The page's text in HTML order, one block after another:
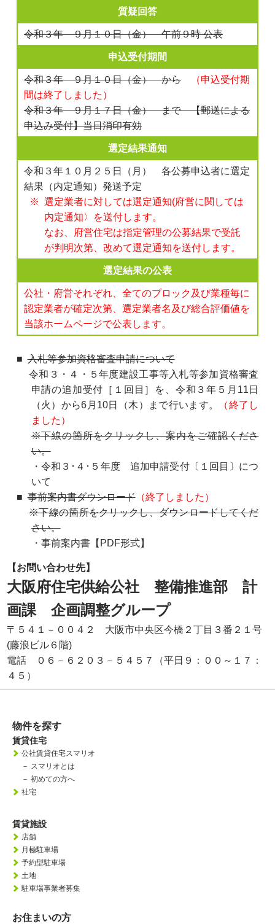
質疑回答
令和３年 ９月１０日（金） 午前９時 公表
申込受付期間
令和３年 ９月１０日（金） から
（申込受付期
間は終了しました）
令和３年 ９月１７日（金） まで 【郵送による
申込み受付】当日消印有効
選定結果通知
令和３年１０月２５日（月） 各公募申込者に選定
結果（内定通知）発送予定
選定業者に対しては選定通知(府営に関しては
内定通知〉を送付します。
なお、府営住宅は指定管理の公募結果で受託
が判明次第、改めて選定通知を送付します。
選定結果の公表
公社・府営それぞれ、全てのブロック及び業種毎に
認定業者が確定次第、選定業者名及び総合評価値を
当該ホームページで公表します。
入札等参加資格審査申請について
令和３・４・５年度建設工事等入札等参加資格審査
申請の追加受付［１回目］を、令和３年５月11日
（火）から6月10日（木）まで行います。
（終了し
ました）
※下線の箇所をクリックし、案内をご確認くださ
い。
・令和３･４･５年度 追加申請受付〔１回目〕につ
いて
事前案内書ダウンロード（終了しました）
※下線の箇所をクリックし、ダウンロードしてくだ
さい。
・事前案内書【PDF形式】
【お問い合わせ先】
大阪府住宅供給公社 整備推進部 計
画課 企画調整グループ
〒５４１－００４２ 大阪市中央区今橋２丁目３番２１号
(藤浪ビル６階)
電話 ０６－６２０３－５４５７（平日９：００～１７：
４５）
物件を探す
賃貸住宅
公社賃貸住宅スマリオ
－ スマリオとは
－ 初めての方へ
社宅
賃貸施設
店舗
月極駐車場
予約型駐車場
土地
駐車場事業者募集
お住まいの方